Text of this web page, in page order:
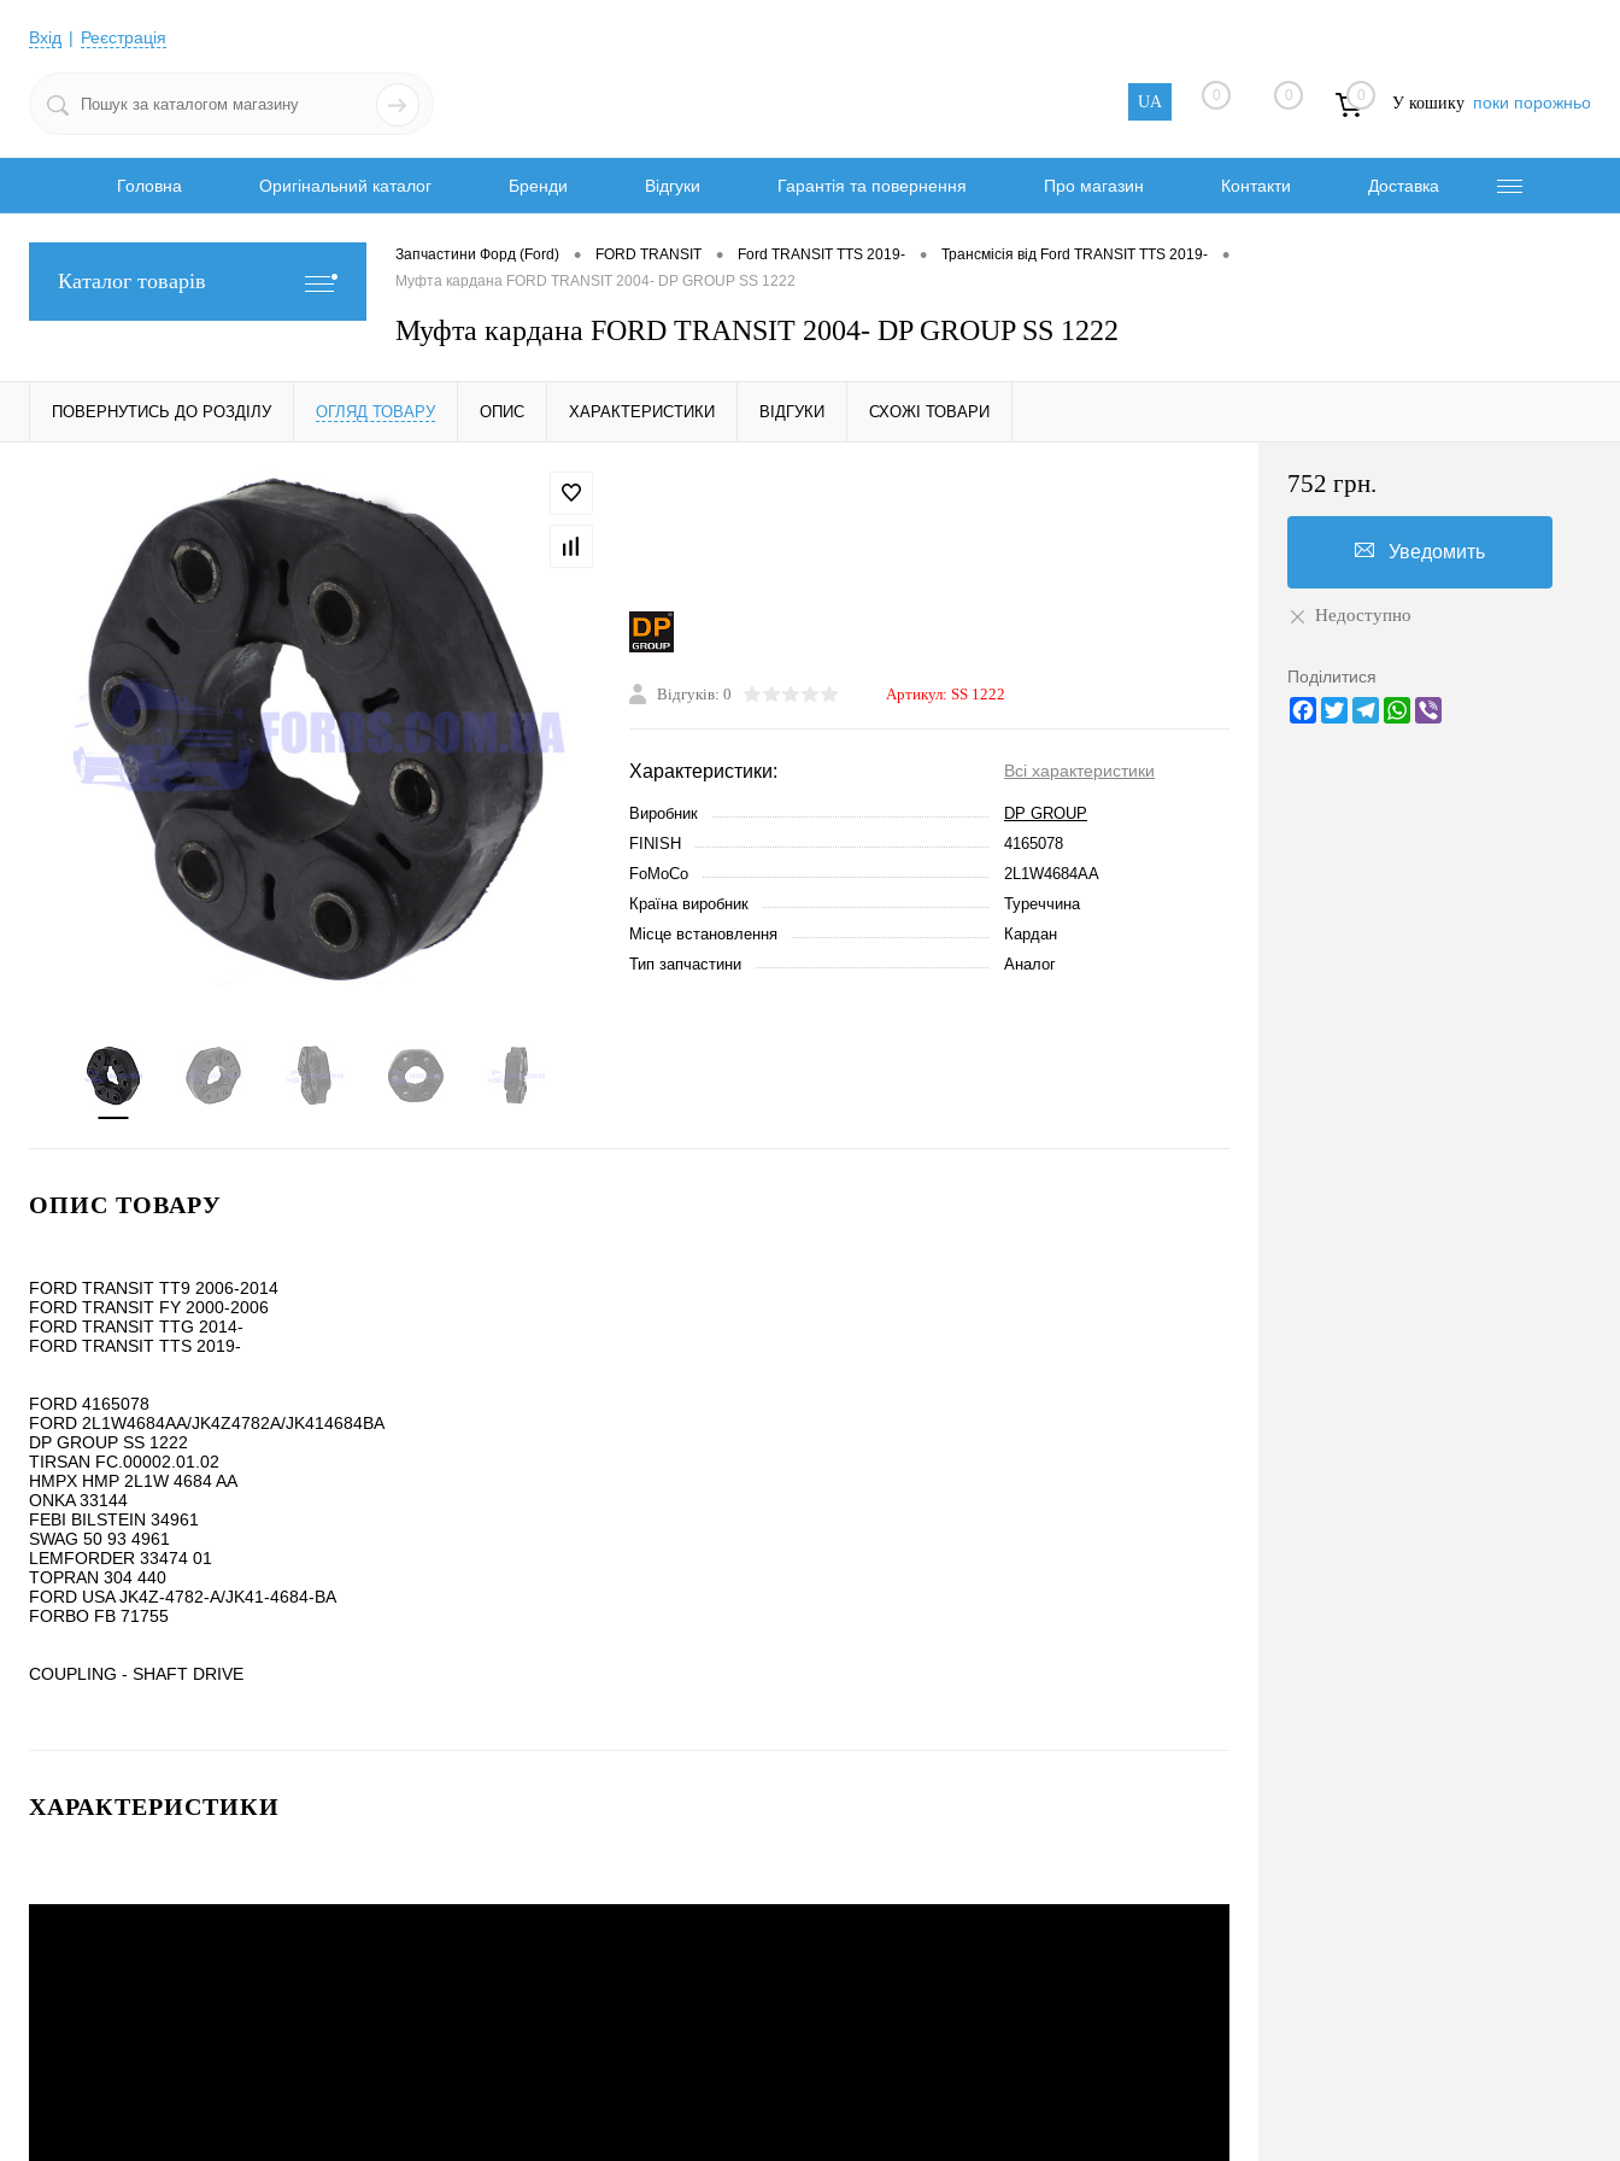
Вхід Реєстрація
UA 0 0 0 У кошику поки порожньо
Головна Оригінальний каталог Бренди Відгуки Гарантія та повернення Про магазин Контакти Доставка
Каталог товарів
Запчастини Форд (Ford) • FORD TRANSIT • Ford TRANSIT TTS 2019- • Трансмісія від Ford TRANSIT TTS 2019- •
Муфта кардана FORD TRANSIT 2004- DP GROUP SS 1222
Муфта кардана FORD TRANSIT 2004- DP GROUP SS 1222
ПОВЕРНУТИСЬ ДО РОЗДІЛУ ОГЛЯД ТОВАРУ ОПИС ХАРАКТЕРИСТИКИ ВІДГУКИ СХОЖІ ТОВАРИ
Відгуків: 0 Артикул: SS 1222
Характеристики: Всі характеристики
Виробник
DP GROUP
FINISH
4165078
FoMoCo
2L1W4684AA
Країна виробник
Туреччина
Місце встановлення
Кардан
Тип запчастини
Аналог
ОПИС ТОВАРУ
FORD TRANSIT TT9 2006-2014
FORD TRANSIT FY 2000-2006
FORD TRANSIT TTG 2014-
FORD TRANSIT TTS 2019-
FORD 4165078
FORD 2L1W4684AA/JK4Z4782A/JK414684BA
DP GROUP SS 1222
TIRSAN FC.00002.01.02
HMPX HMP 2L1W 4684 AA
ONKA 33144
FEBI BILSTEIN 34961
SWAG 50 93 4961
LEMFORDER 33474 01
TOPRAN 304 440
FORD USA JK4Z-4782-A/JK41-4684-BA
FORBO FB 71755
COUPLING - SHAFT DRIVE
ХАРАКТЕРИСТИКИ
752 грн.
Уведомить
Недоступно
Поділитися
Facebook
TwitterTelegramWhatsApp